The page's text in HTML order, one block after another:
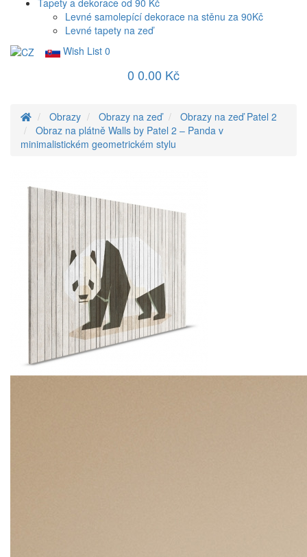
Tapety a dekorace od 90 Kč
Levné samolepící dekorace na stěnu za 90Kč
Levné tapety na zeď
Wish List 0
0 0.00 Kč
Obrazy Obrazy na zeď
Obrazy na zeď Patel 2
Obraz na plátně Walls by Patel 2 – Panda v
minimalistickém geometrickém stylu